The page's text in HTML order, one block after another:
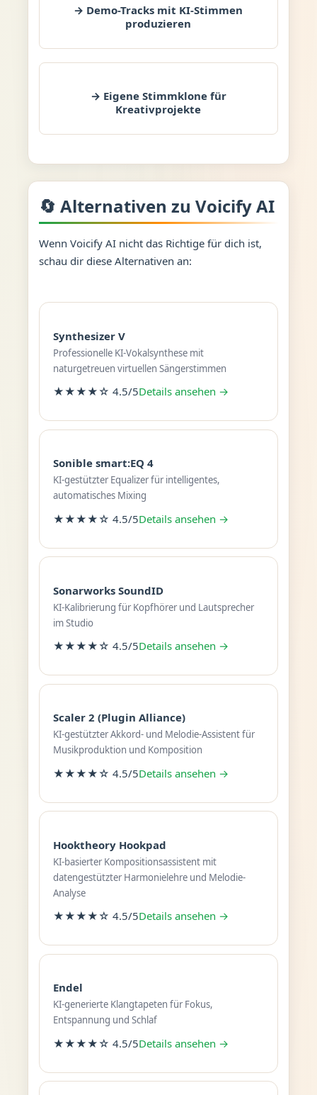
→ Demo-Tracks mit KI-Stimmen
produzieren
→ Eigene Stimmklone für
Kreativprojekte
🔄 Alternativen zu Voicify AI
Wenn Voicify AI nicht das Richtige für dich ist,
schau dir diese Alternativen an:
Synthesizer V
Professionelle KI-Vokalsynthese mit
naturgetreuen virtuellen Sängerstimmen
★★★★☆ 4.5/5Details ansehen →
Sonible smart:EQ 4
KI-gestützter Equalizer für intelligentes,
automatisches Mixing
★★★★☆ 4.5/5Details ansehen →
Sonarworks SoundID
KI-Kalibrierung für Kopfhörer und Lautsprecher
im Studio
★★★★☆ 4.5/5Details ansehen →
Scaler 2 (Plugin Alliance)
KI-gestützter Akkord- und Melodie-Assistent für
Musikproduktion und Komposition
★★★★☆ 4.5/5Details ansehen →
Hooktheory Hookpad
KI-basierter Kompositionsassistent mit
datengestützter Harmonielehre und Melodie-
Analyse
★★★★☆ 4.5/5Details ansehen →
Endel
KI-generierte Klangtapeten für Fokus,
Entspannung und Schlaf
★★★★☆ 4.5/5Details ansehen →